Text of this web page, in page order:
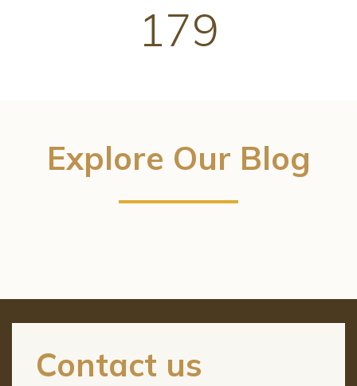
179
Explore Our Blog
Contact us